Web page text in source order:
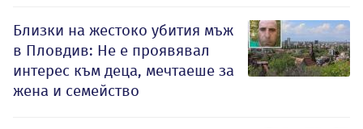
Близки на жестоко убития мъж
в Пловдив: Не е проявявал
интерес към деца, мечтаеше за
жена и семейство